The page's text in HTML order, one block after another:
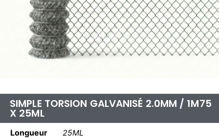
SIMPLE TORSION GALVANISÉ 2.0MM / 1M75
X 25ML
Longueur
25ML